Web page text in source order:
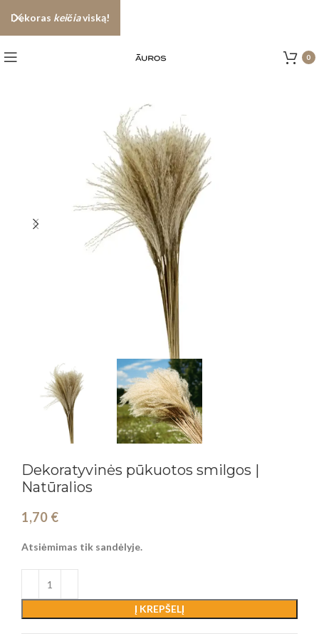
0
Dekoratyvinės pūkuotos smilgos |
Natūralios
1,70 €
Atsiėmimas tik sandėlyje.
Į KREPŠELĮ
Dekoras keičiaviską!